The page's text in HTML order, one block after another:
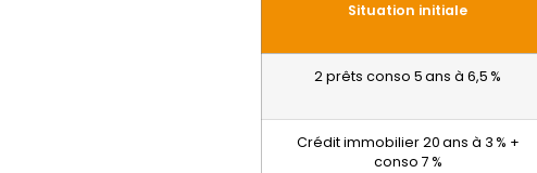
Situation initiale
2 prêts conso 5 ans à 6,5 %
Crédit immobilier 20 ans à 3 % +
conso 7 %